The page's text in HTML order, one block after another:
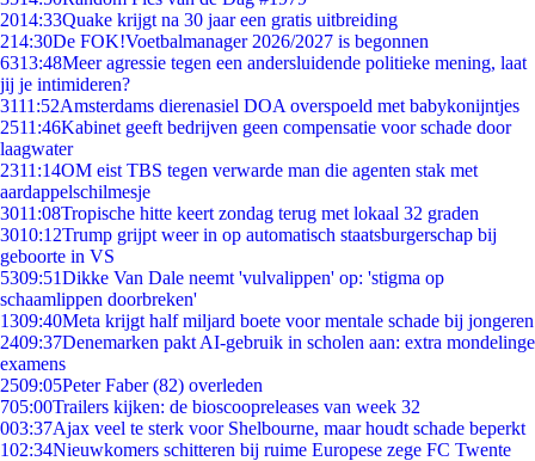
2014:33Quake krijgt na 30 jaar een gratis uitbreiding
214:30De FOK!Voetbalmanager 2026/2027 is begonnen
6313:48Meer agressie tegen een andersluidende politieke mening, laat
jij je intimideren?
3111:52Amsterdams dierenasiel DOA overspoeld met babykonijntjes
2511:46Kabinet geeft bedrijven geen compensatie voor schade door
laagwater
2311:14OM eist TBS tegen verwarde man die agenten stak met
aardappelschilmesje
3011:08Tropische hitte keert zondag terug met lokaal 32 graden
3010:12Trump grijpt weer in op automatisch staatsburgerschap bij
geboorte in VS
5309:51Dikke Van Dale neemt 'vulvalippen' op: 'stigma op
schaamlippen doorbreken'
1309:40Meta krijgt half miljard boete voor mentale schade bij jongeren
2409:37Denemarken pakt AI-gebruik in scholen aan: extra mondelinge
examens
2509:05Peter Faber (82) overleden
705:00Trailers kijken: de bioscoopreleases van week 32
003:37Ajax veel te sterk voor Shelbourne, maar houdt schade beperkt
102:34Nieuwkomers schitteren bij ruime Europese zege FC Twente